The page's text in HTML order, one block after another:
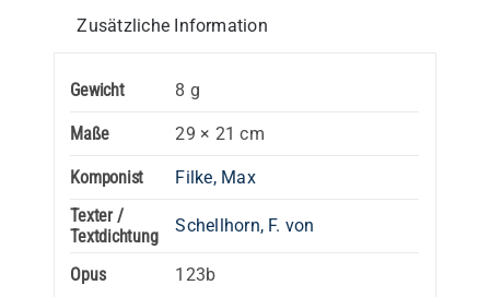
Zusätzliche Information
Gewicht 8 g
Maße 29 × 21 cm
Komponist
Filke, Max
Texter /
Textdichtung
Schellhorn, F. von
Opus 123b